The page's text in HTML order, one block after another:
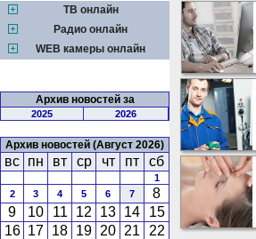
ТВ онлайн
Радио онлайн
WEB камеры онлайн
Архив новостей за
2025 2026
Архив новостей (Август 2026)
вс пн вт ср чт пт сб
1
2
3 4 5 6 7
8
9
10 11 12 13 14
15
16 17 18 19 20 21
22